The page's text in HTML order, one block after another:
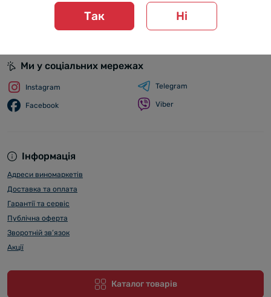
Перейти до контактів
Інформація
Адреси виномаркетів
Доставка та оплата
Гарантії та сервіс
Публічна оферта
Зворотній зв’язок
Акції
Каталог товарів
Ми у соціальних мережах
Instagram
Facebook
Telegram
Viber
Так Ні